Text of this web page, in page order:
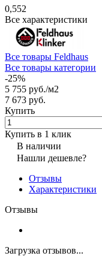
0,552
Все характеристики
Все товары Feldhaus
Все товары категории
-25%
5 755 руб./м2
7 673 руб.
Купить
Купить в 1 клик
В наличии
Нашли дешевле?
Отзывы
Характеристики
Отзывы
Загрузка отзывов...